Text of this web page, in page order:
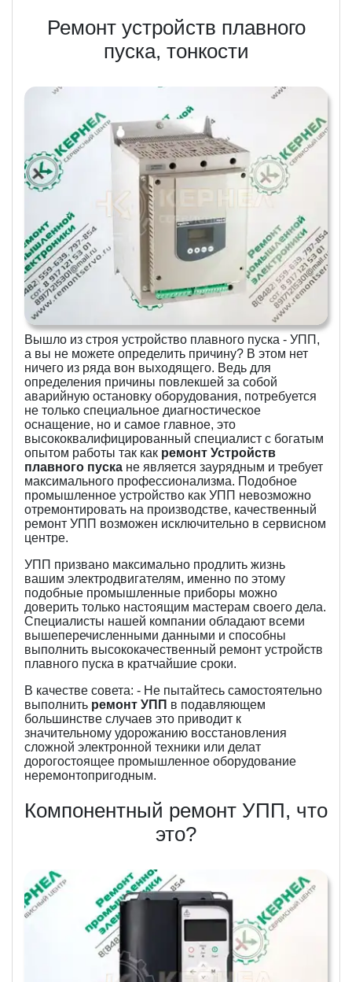
Ремонт устройств плавного
пуска, тонкости
Вышло из строя устройство плавного пуска - УПП,
а вы не можете определить причину? В этом нет
ничего из ряда вон выходящего. Ведь для
определения причины повлекшей за собой
аварийную остановку оборудования, потребуется
не только специальное диагностическое
оснащение, но и самое главное, это
высококвалифицированный специалист с богатым
опытом работы так как ремонт Устройств
плавного пуска не является заурядным и требует
максимального профессионализма. Подобное
промышленное устройство как УПП невозможно
отремонтировать на производстве, качественный
ремонт УПП возможен исключительно в сервисном
центре.
УПП призвано максимально продлить жизнь
вашим электродвигателям, именно по этому
подобные промышленные приборы можно
доверить только настоящим мастерам своего дела.
Специалисты нашей компании обладают всеми
вышеперечисленными данными и способны
выполнить высококачественный ремонт устройств
плавного пуска в кратчайшие сроки.
В качестве совета: - Не пытайтесь самостоятельно
выполнить ремонт УПП в подавляющем
большинстве случаев это приводит к
значительному удорожанию восстановления
сложной электронной техники или делат
дорогостоящее промышленное оборудование
неремонтопригодным.
Компонентный ремонт УПП, что
это?